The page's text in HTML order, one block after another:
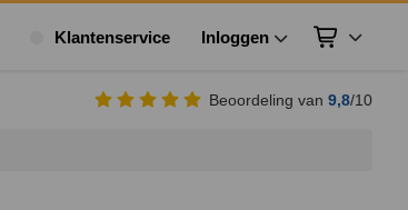
Klantenservice Inloggen Winkelwagen
Beoordeling van 9,8/10